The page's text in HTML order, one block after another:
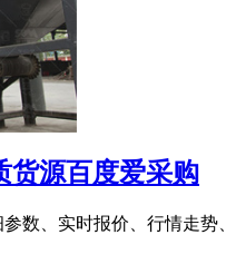
货源百度爱采购
数、实时报价、行情走